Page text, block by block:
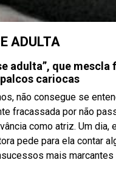
ADULTA
adulta”, que mescla
cariocas
não consegue se
fracassada por não
como atriz. Um dia,
pede para ela contar
mais